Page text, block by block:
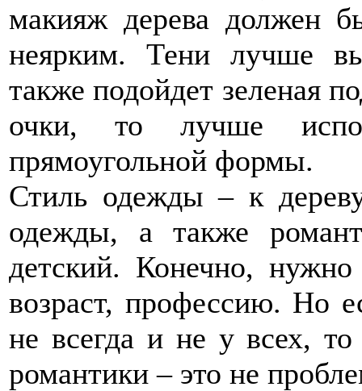
макияж дерева должен
неярким. Тени лучше
также подойдет зеленая
очки, то лучше
прямоугольной формы.
Стиль одежды – к
одежды, а также
детский. Конечно,
возраст, профессию. Но
не всегда и не у всех,
романтики – это не